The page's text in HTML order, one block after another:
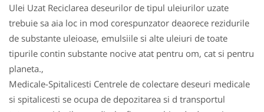
Ulei Uzat Reciclarea deseurilor de tipul uleiurilor uzate
trebuie sa aia loc in mod corespunzator deaorece rezidurile
de substante uleioase, emulsiile si alte uleiuri de toate
tipurile contin substante nocive atat pentru om, cat si pentru
planeta.,
Medicale-Spitalicesti Centrele de colectare deseuri medicale
si spitalicesti se ocupa de depozitarea si d transportul